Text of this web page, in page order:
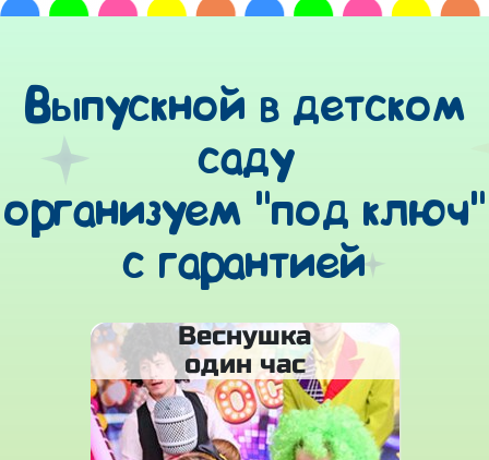
Выпускной в детском
саду
организуем "под ключ"
с гарантией
Веснушка
один час